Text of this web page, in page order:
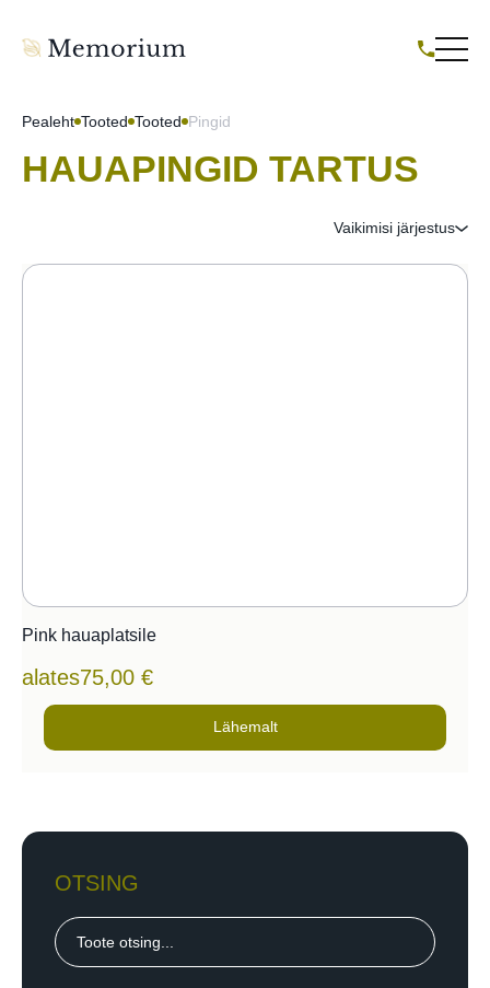
Pealeht Tooted Tooted Pingid
HAUAPINGID TARTUS
OTSING
Toote otsing...
Vaikimisi järjestus
Pink hauaplatsile
alates75,00 €
Lähemalt